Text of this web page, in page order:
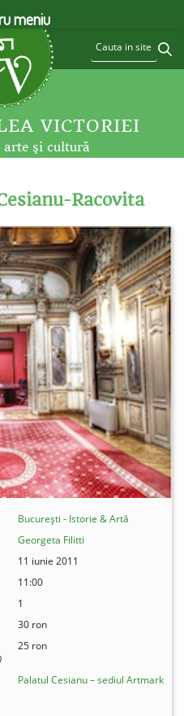
VICTORIEI
şi cultură
Racovita
București - Istorie & Artă
Georgeta Filitti
11 iunie 2011
11:00
1
30 ron
25 ron
Palatul Cesianu – sediul Artmark
meniu